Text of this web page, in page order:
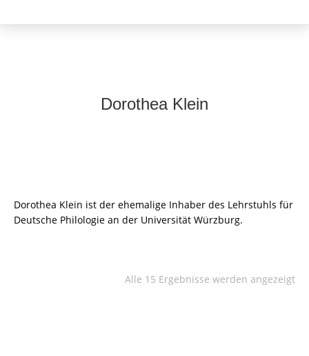
Dorothea Klein
Dorothea Klein ist der ehemalige Inhaber des Lehrstuhls für
Deutsche Philologie an der Universität Würzburg.
Alle 15 Ergebnisse werden angezeigt